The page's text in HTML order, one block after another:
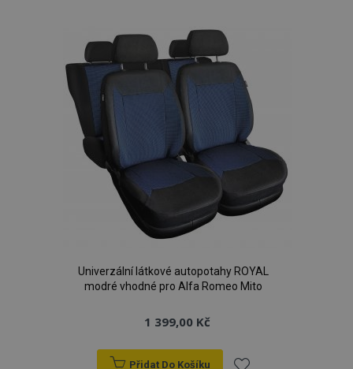
Univerzální látkové autopotahy ROYAL
modré vhodné pro Alfa Romeo Mito
1 399,00 Kč
Přidat Do Košíku